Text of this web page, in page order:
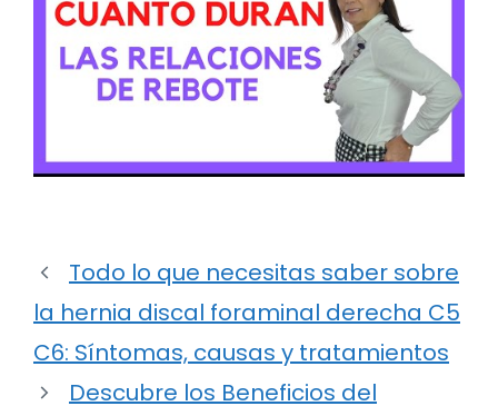
Todo lo que necesitas saber sobre
la hernia discal foraminal derecha C5
C6: Síntomas, causas y tratamientos
Descubre los Beneficios del